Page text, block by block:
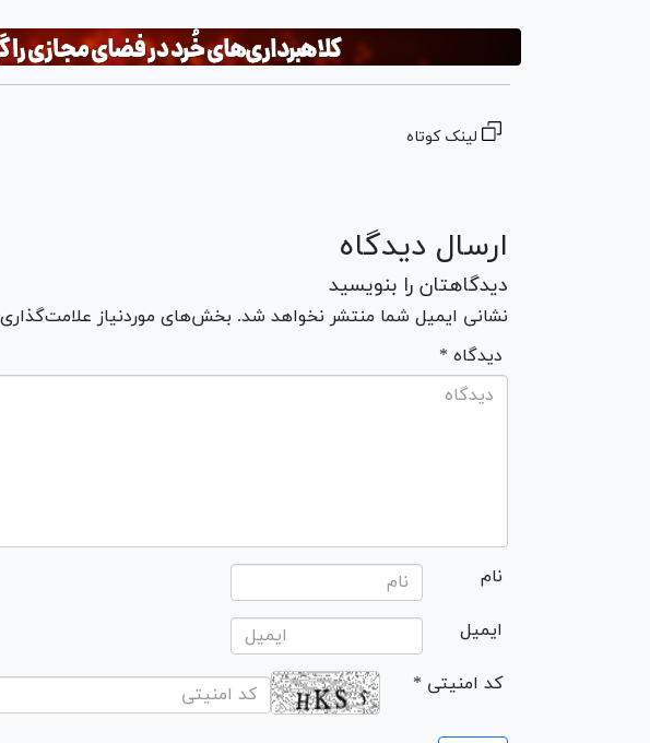
لینک کوتاه
ارسال دیدگاه
دیدگاهتان را بنویسید
نشانی ایمیل شما منتشر نخواهد شد. بخش‌های موردنیاز
* دیدگاه
نام
ایمیل
* کد امنیتی